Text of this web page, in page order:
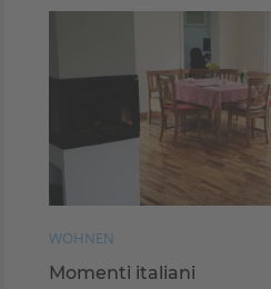
WOHNEN
Momenti italiani